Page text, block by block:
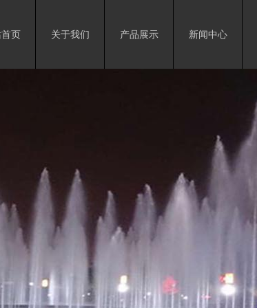
页 关于我们 产品展示 新闻中心